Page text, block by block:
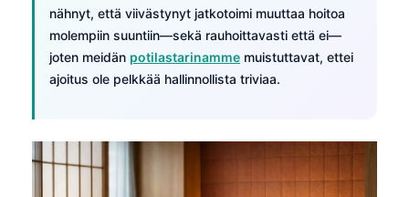
nähnyt, että viivästynyt jatkotoimi muuttaa hoitoa
molempiin suuntiin—sekä rauhoittavasti että ei—
joten meidän potilastarinamme muistuttavat, ettei
ajoitus ole pelkkää hallinnollista triviaa.
Bosanski
日本語
Čeština
ქართული